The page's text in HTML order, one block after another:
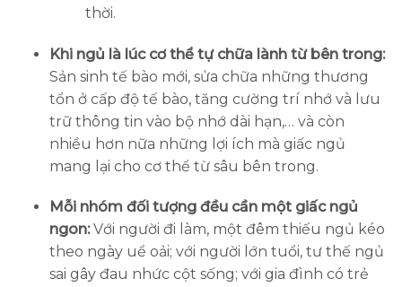
thời.
Khi ngủ là lúc cơ thể tự chữa lành từ bên trong:
Sản sinh tế bào mới, sửa chữa những thương
tổn ở cấp độ tế bào, tăng cường trí nhớ và lưu
trữ thông tin vào bộ nhớ dài hạn,… và còn
nhiều hơn nữa những lợi ích mà giấc ngủ
mang lại cho cơ thể từ sâu bên trong.
Mỗi nhóm đối tượng đều cần một giấc ngủ
ngon:Với người đi làm, một đêm thiếu ngủ kéo
theo ngày uể oải; với người lớn tuổi, tư thế ngủ
sai gây đau nhức cột sống; với gia đình có trẻ